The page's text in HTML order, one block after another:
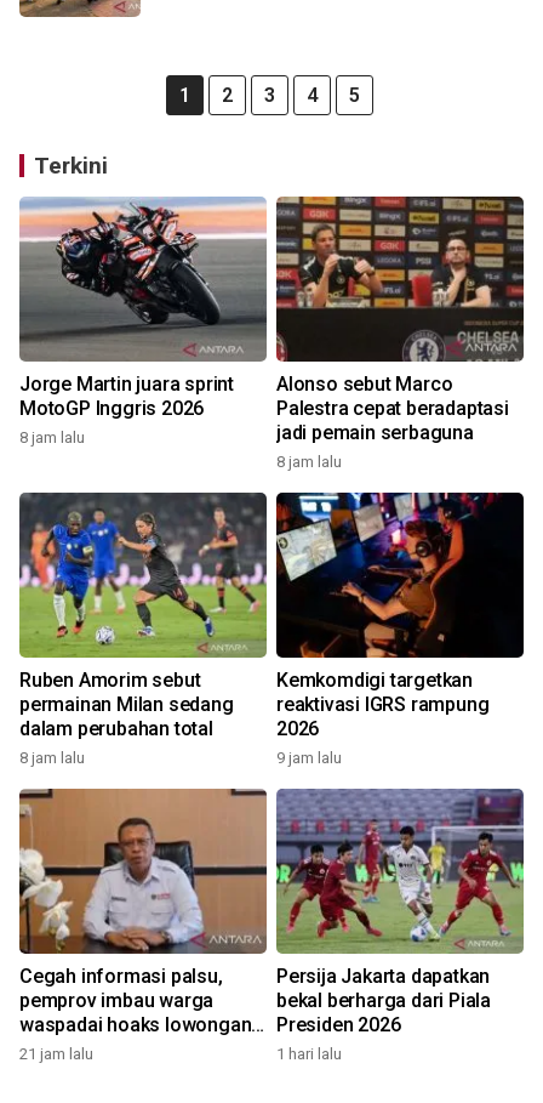
1 2 3 4 5
Terkini
Jorge Martin juara sprint
MotoGP Inggris 2026
8 jam lalu
Alonso sebut Marco
Palestra cepat beradaptasi
jadi pemain serbaguna
8 jam lalu
Ruben Amorim sebut
permainan Milan sedang
dalam perubahan total
8 jam lalu
Kemkomdigi targetkan
reaktivasi IGRS rampung
2026
9 jam lalu
Cegah informasi palsu,
pemprov imbau warga
waspadai hoaks lowongan
kerja Blok Masela
21 jam lalu
Persija Jakarta dapatkan
bekal berharga dari Piala
Presiden 2026
1 hari lalu